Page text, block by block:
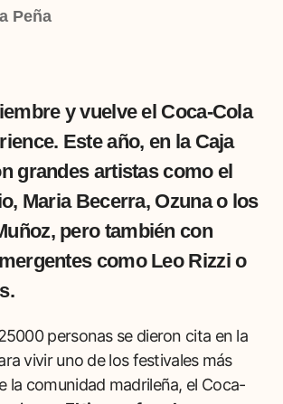
Peña
y vuelve el Coca-Cola
Este año, en la Caja
grandes artistas como el
Maria Becerra, Ozuna o los
pero también con
como Leo Rizzi o
personas se dieron cita en la
vivir uno de los festivales más
la comunidad madrileña, el Coca-